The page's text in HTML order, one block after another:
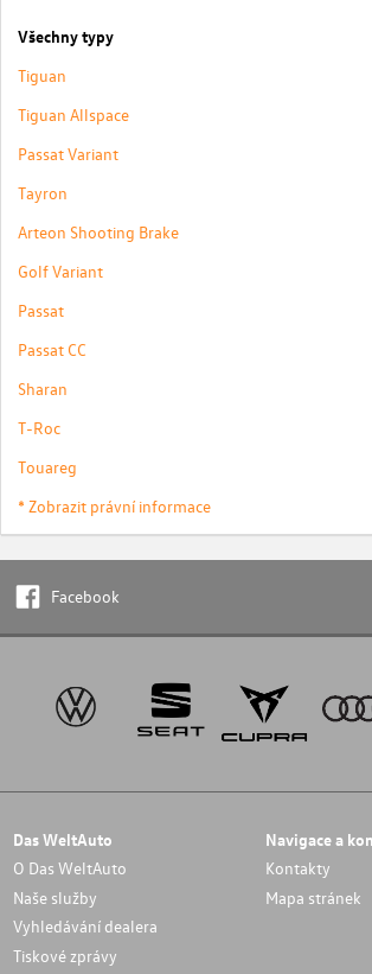
Všechny typy
Tiguan
Tiguan Allspace
Passat Variant
Tayron
Arteon Shooting Brake
Golf Variant
Passat
Passat CC
Sharan
T-Roc
Touareg
* Zobrazit právní informace
Facebook
Das WeltAuto
O Das WeltAuto
Naše služby
Vyhledávání dealera
Tiskové zprávy
Navigace a
Kontakty
Mapa stránek